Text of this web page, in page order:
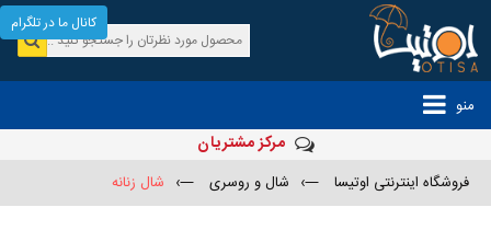
منو
مرکز مشتریان
فروشگاه اینترنتی اوتیسا —› شال و روسری —› شال زنانه
کانال ما در تلگرام